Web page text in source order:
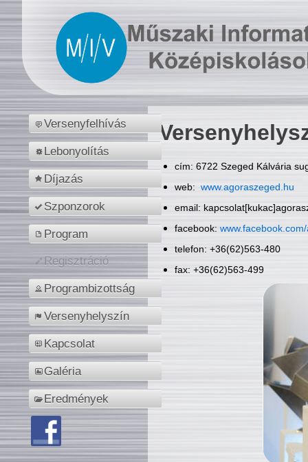
Versenyfelhívás
Lebonyolítás
Díjazás
Szponzorok
Program
Regisztráció
Programbizottság
Versenyhelyszín
Kapcsolat
Galéria
Eredmények
cím: 6722 Szeged Kálvária
web: www.agoraszeged.hu
email:
facebook:
telefon: +36(62)563-480
fax: +36(62)563-499